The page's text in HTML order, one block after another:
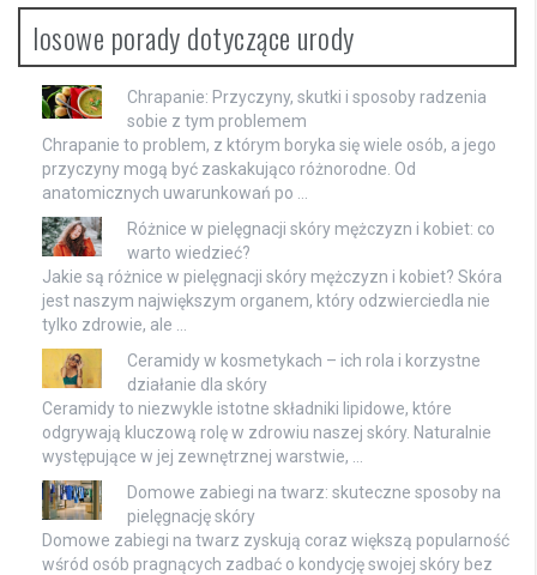
losowe porady dotyczące urody
Chrapanie: Przyczyny, skutki i sposoby radzenia
sobie z tym problemem
Chrapanie to problem, z którym boryka się wiele osób, a jego
przyczyny mogą być zaskakująco różnorodne. Od
anatomicznych uwarunkowań po …
Różnice w pielęgnacji skóry mężczyzn i kobiet: co
warto wiedzieć?
Jakie są różnice w pielęgnacji skóry mężczyzn i kobiet? Skóra
jest naszym największym organem, który odzwierciedla nie
tylko zdrowie, ale …
Ceramidy w kosmetykach – ich rola i korzystne
działanie dla skóry
Ceramidy to niezwykle istotne składniki lipidowe, które
odgrywają kluczową rolę w zdrowiu naszej skóry. Naturalnie
występujące w jej zewnętrznej warstwie, …
Domowe zabiegi na twarz: skuteczne sposoby na
pielęgnację skóry
Domowe zabiegi na twarz zyskują coraz większą popularność
wśród osób pragnących zadbać o kondycję swojej skóry bez